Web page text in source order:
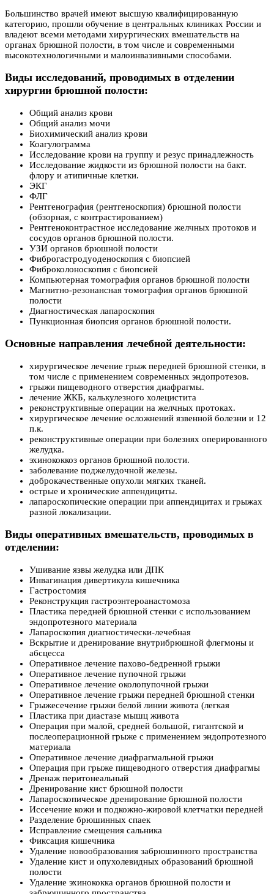
Большинство врачей имеют высшую квалифицированную
категорию, прошли обучение в центральных клиниках России и
владеют всеми методами хирургических вмешательств на
органах брюшной полости, в том числе и современными
высокотехнологичными и малоинвазивными способами.
Виды исследований, проводимых в отделении
хирургии брюшной полости:
Общий анализ крови
Общий анализ мочи
Биохимический анализ крови
Коагулограмма
Исследование крови на группу и резус принадлежность
Исследование жидкости из брюшной полости на бакт.
флору и атипичные клетки.
ЭКГ
ФЛГ
Рентгенография (рентгеноскопия) брюшной полости
(обзорная, с контрастированием)
Рентгеноконтрастное исследование желчных протоков и
сосудов органов брюшной полости.
УЗИ органов брюшной полости
Фиброгастродуоденоскопия с биопсией
Фиброколоноскопия с биопсией
Компьютерная томография органов брюшной полости
Магнитно-резонансная томография органов брюшной
полости
Диагностическая лапароскопия
Пункционная биопсия органов брюшной полости.
Основные направления лечебной деятельности:
хирургическое лечение грыж передней брюшной стенки, в
том числе с применением современных эндопротезов.
грыжи пищеводного отверстия диафрагмы.
лечение ЖКБ, калькулезного холецистита
реконструктивные операции на желчных протоках.
хирургическое лечение осложнений язвенной болезни и 12
п.к.
реконструктивные операции при болезнях оперированного
желудка.
эхинококкоз органов брюшной полости.
заболевание поджелудочной железы.
доброкачественные опухоли мягких тканей.
острые и хронические аппендициты.
лапароскопические операции при аппендицитах и грыжах
разной локализации.
Виды оперативных вмешательств, проводимых в
отделении:
Ушивание язвы желудка или ДПК
Инвагинация дивертикула кишечника
Гастростомия
Реконструкция гастроэнтероанастомоза
Пластика передней брюшной стенки с использованием
эндопротезного материала
Лапароскопия диагностически-лечебная
Вскрытие и дренирование внутрибрюшной флегмоны и
абсцесса
Оперативное лечение пахово-бедренной грыжи
Оперативное лечение пупочной грыжи
Оперативное лечение околопупочной грыжи
Оперативное лечение грыжи передней брюшной стенки
Грыжесечение грыжи белой линии живота (легкая
Пластика при диастазе мышц живота
Операция при малой, средней большой, гигантской и
послеоперационной грыже с применением эндопротезного
материала
Оперативное лечение диафрагмальной грыжи
Операция при грыже пищеводного отверстия диафрагмы
Дренаж перитонеальный
Дренирование кист брюшной полости
Лапароскопическое дренирование брюшной полости
Иссечение кожи и подкожно-жировой клетчатки передней
Разделение брюшинных спаек
Исправление смещения сальника
Фиксация кишечника
Удаление новообразования забрюшинного пространства
Удаление кист и опухолевидных образований брюшной
полости
Удаление эхинококка органов брюшной полости и